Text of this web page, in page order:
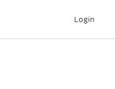
Login